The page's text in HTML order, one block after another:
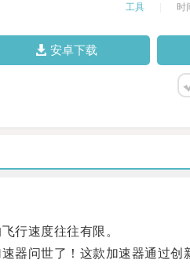
工具 时
安卓下载
行速度往往有限。
世了！这款加速器通过创新